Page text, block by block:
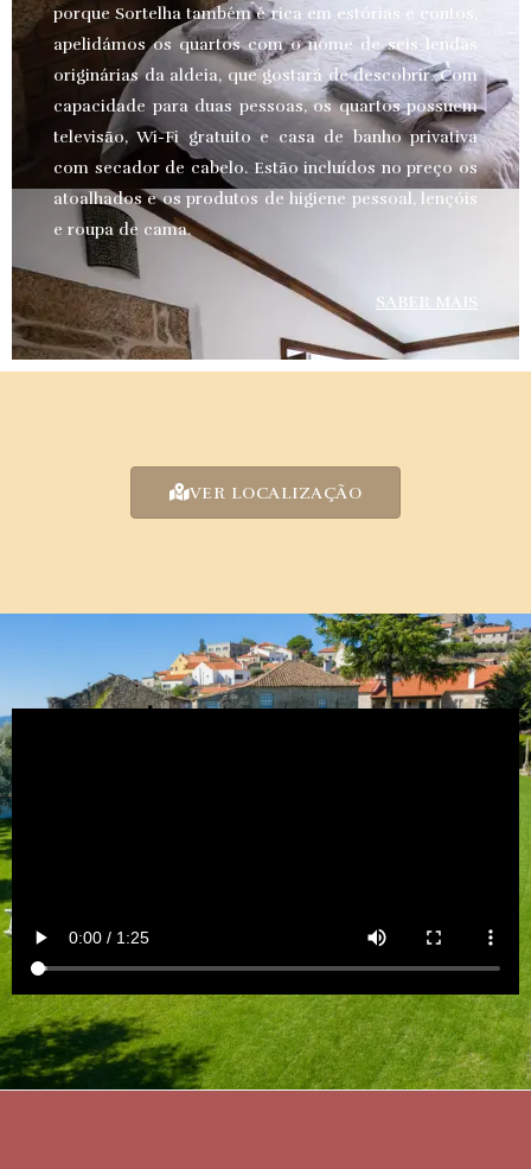
porque Sortelha também é rica em estórias e contos,
apelidámos os quartos com o nome de seis lendas
originárias da aldeia, que gostará de descobrir. Com
capacidade para duas pessoas, os quartos possuem
televisão, Wi-Fi gratuito e casa de banho privativa
com secador de cabelo. Estão incluídos no preço os
atoalhados e os produtos de higiene pessoal, lençóis
e roupa de cama.
SABER MAIS
VER LOCALIZAÇÃO